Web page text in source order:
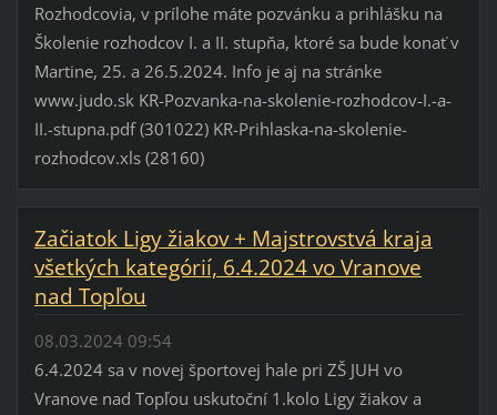
Rozhodcovia, v prílohe máte pozvánku a prihlášku na
Školenie rozhodcov I. a II. stupňa, ktoré sa bude konať v
Martine, 25. a 26.5.2024. Info je aj na stránke
www.judo.sk KR-Pozvanka-na-skolenie-rozhodcov-I.-a-
II.-stupna.pdf (301022) KR-Prihlaska-na-skolenie-
rozhodcov.xls (28160)
Začiatok Ligy žiakov + Majstrovstvá kraja
všetkých kategórií, 6.4.2024 vo Vranove
nad Topľou
08.03.2024 09:54
6.4.2024 sa v novej športovej hale pri ZŠ JUH vo
Vranove nad Topľou uskutoční 1.kolo Ligy žiakov a